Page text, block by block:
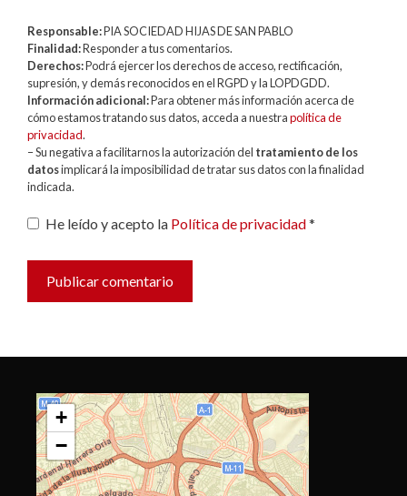
Responsable:PIA SOCIEDAD HIJAS DE SAN PABLO
Finalidad:Responder a tus comentarios.
Derechos:Podrá ejercer los derechos de acceso, rectificación,
supresión, y demás reconocidos en el RGPD y la LOPDGDD.
Información adicional:Para obtener más información acerca de
cómo estamos tratando sus datos, acceda a nuestrapolítica de
privacidad.
– Su negativa a facilitarnos la autorización del tratamiento de los
datosimplicará la imposibilidad de tratar sus datos con la finalidad
indicada.
He leído y acepto la Política de privacidad*
+
−